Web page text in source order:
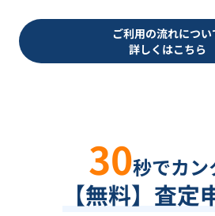
ご利用の流れについ
詳しくはこちら
30秒でカン
【無料】査定